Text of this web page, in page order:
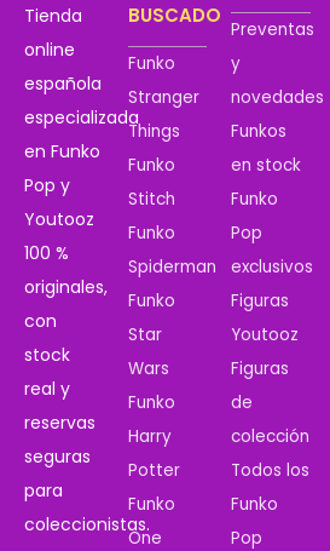
Tienda
online
española
especializada
en Funko
Pop y
Youtooz
100 %
originales,
con
stock
real y
reservas
seguras
para
coleccionistas.
BUSCADO
Funko
Stranger
Things
Funko
Stitch
Funko
Spiderman
Funko
Star
Wars
Funko
Harry
Potter
Funko
One
Preventas
y
novedades
Funkos
en stock
Funko
Pop
exclusivos
Figuras
Youtooz
Figuras
de
colección
Todos los
Funko
Pop